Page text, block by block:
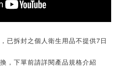
已拆封之個人衛生用品不提供7日
，下單前請詳閱產品規格介紹